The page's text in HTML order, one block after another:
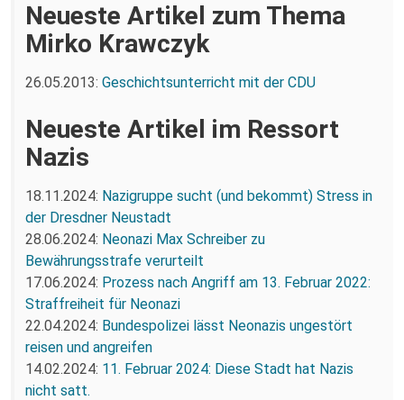
Neueste Artikel zum Thema
Mirko Krawczyk
26.05.2013: Geschichtsunterricht mit der CDU
Neueste Artikel im Ressort
Nazis
18.11.2024: Nazigruppe sucht (und bekommt) Stress in
der Dresdner Neustadt
28.06.2024: Neonazi Max Schreiber zu
Bewährungsstrafe verurteilt
17.06.2024: Prozess nach Angriff am 13. Februar 2022:
Straffreiheit für Neonazi
22.04.2024: Bundespolizei lässt Neonazis ungestört
reisen und angreifen
14.02.2024: 11. Februar 2024: Diese Stadt hat Nazis
nicht satt.